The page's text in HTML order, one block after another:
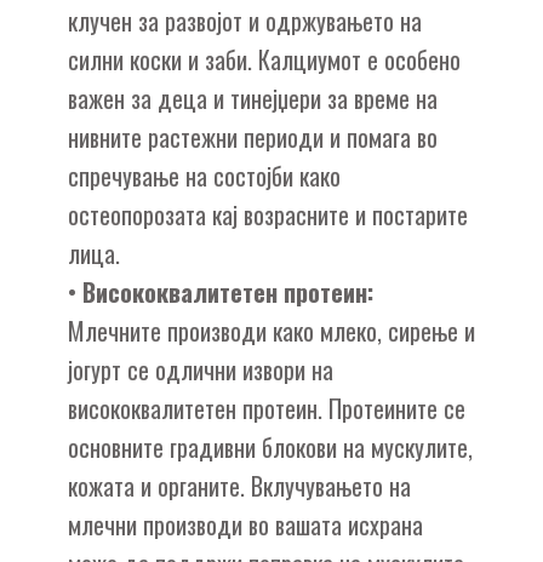
клучен за развојот и одржувањето на
силни коски и заби. Калциумот е особено
важен за деца и тинејџери за време на
нивните растежни периоди и помага во
спречување на состојби како
остеопорозата кај возрасните и постарите
лица.
• Висококвалитетен протеин:
Млечните производи како млеко, сирење и
јогурт се одлични извори на
висококвалитетен протеин. Протеините се
основните градивни блокови на мускулите,
кожата и органите. Вклучувањето на
млечни производи во вашата исхрана